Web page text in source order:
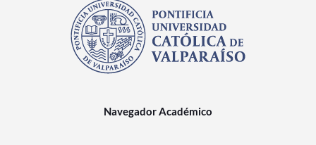
Navegador Académico